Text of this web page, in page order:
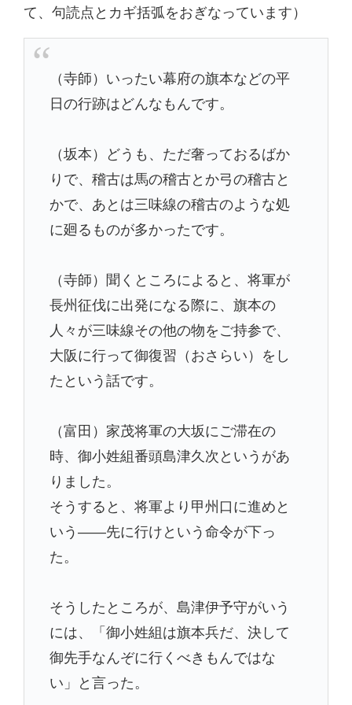
て、句読点とカギ括弧をおぎなっています）
（寺師）いったい幕府の旗本などの平
日の行跡はどんなもんです。
（坂本）どうも、ただ奢っておるばか
りで、稽古は馬の稽古とか弓の稽古と
かで、あとは三味線の稽古のような処
に廻るものが多かったです。
（寺師）聞くところによると、将軍が
長州征伐に出発になる際に、旗本の
人々が三味線その他の物をご持参で、
大阪に行って御復習（おさらい）をし
たという話です。
（富田）家茂将軍の大坂にご滞在の
時、御小姓組番頭島津久次というがあ
りました。
そうすると、将軍より甲州口に進めと
いう――先に行けという命令が下っ
た。
そうしたところが、島津伊予守がいう
には、「御小姓組は旗本兵だ、決して
御先手なんぞに行くべきもんではな
い」と言った。